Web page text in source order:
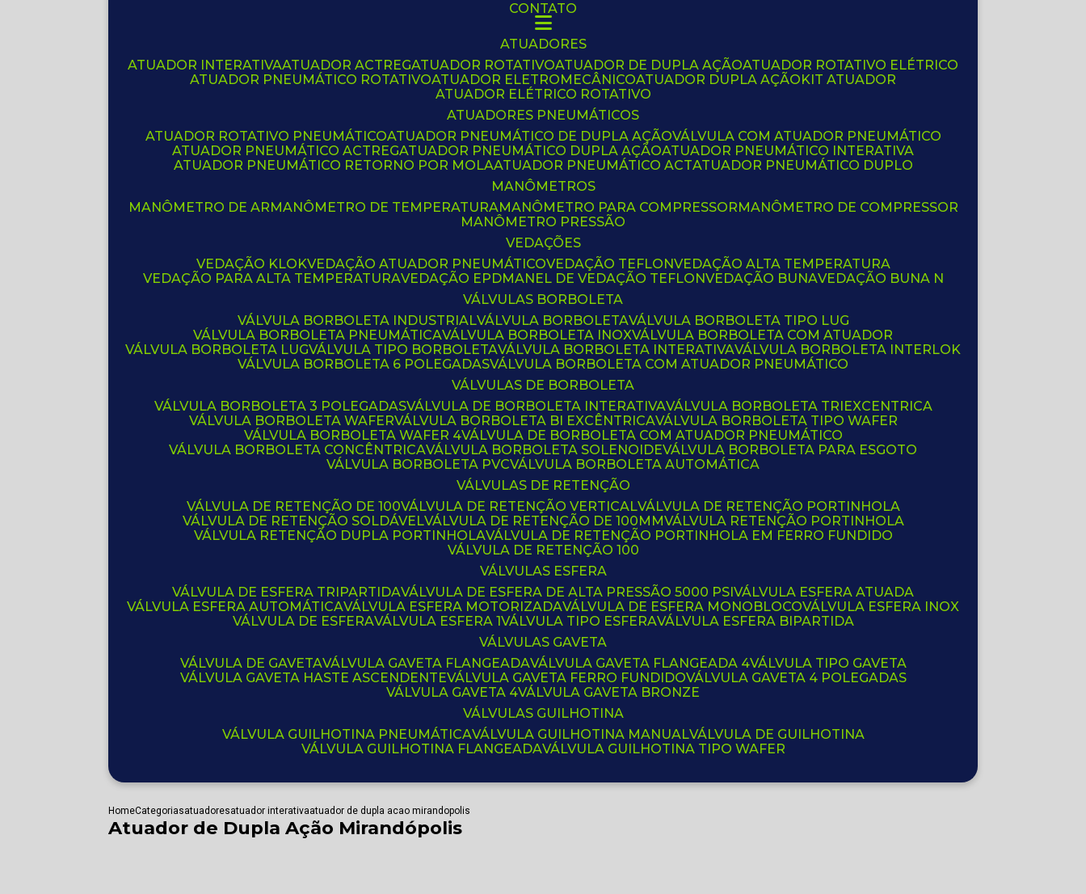
CONTATO
ATUADORES
ATUADOR INTERATIVA ATUADOR ACTREG ATUADOR ROTATIVO ATUADOR DE DUPLA AÇÃO
ATUADOR ROTATIVO ELÉTRICO
ATUADOR PNEUMÁTICO ROTATIVO
ATUADOR ELETROMECÂNICO ATUADOR DUPLA AÇÃO
KIT ATUADOR
ATUADOR ELÉTRICO ROTATIVO
ATUADORES PNEUMÁTICOS
ATUADOR ROTATIVO PNEUMÁTICO
ATUADOR PNEUMÁTICO DE DUPLA AÇÃO VÁLVULA COM ATUADOR PNEUMÁTICO
ATUADOR PNEUMÁTICO ACTREG
ATUADOR PNEUMÁTICO DUPLA AÇÃO
ATUADOR PNEUMÁTICO INTERATIVA
ATUADOR PNEUMÁTICO RETORNO POR MOLA ATUADOR PNEUMÁTICO ACT
ATUADOR PNEUMÁTICO DUPLO
MANÔMETROS
MANÔMETRO DE AR
MANÔMETRO DE TEMPERATURA MANÔMETRO PARA COMPRESSOR
MANÔMETRO DE COMPRESSOR
MANÔMETRO PRESSÃO
VEDAÇÕES
VEDAÇÃO KLOK VEDAÇÃO ATUADOR PNEUMÁTICO VEDAÇÃO TEFLON
VEDAÇÃO ALTA TEMPERATURA
VEDAÇÃO PARA ALTA TEMPERATURA VEDAÇÃO EPDM ANEL DE VEDAÇÃO TEFLON VEDAÇÃO BUNA VEDAÇÃO BUNA N
VÁLVULAS BORBOLETA
VÁLVULA BORBOLETA INDUSTRIAL VÁLVULA BORBOLETA VÁLVULA BORBOLETA TIPO LUG
VÁLVULA BORBOLETA PNEUMÁTICA VÁLVULA BORBOLETA INOX VÁLVULA BORBOLETA COM ATUADOR
VÁLVULA BORBOLETA LUG VÁLVULA TIPO BORBOLETA VÁLVULA BORBOLETA INTERATIVA VÁLVULA BORBOLETA INTERLOK
VÁLVULA BORBOLETA 6 POLEGADAS VÁLVULA BORBOLETA COM ATUADOR PNEUMÁTICO
VÁLVULAS DE BORBOLETA
VÁLVULA BORBOLETA 3 POLEGADAS VÁLVULA DE BORBOLETA INTERATIVA VÁLVULA BORBOLETA TRIEXCENTRICA
VÁLVULA BORBOLETA WAFER VÁLVULA BORBOLETA BI EXCÊNTRICA VÁLVULA BORBOLETA TIPO WAFER
VÁLVULA BORBOLETA WAFER 4 VÁLVULA DE BORBOLETA COM ATUADOR PNEUMÁTICO
VÁLVULA BORBOLETA CONCÊNTRICA VÁLVULA BORBOLETA SOLENOIDE VÁLVULA BORBOLETA PARA ESGOTO
VÁLVULA BORBOLETA PVC VÁLVULA BORBOLETA AUTOMÁTICA
VÁLVULAS DE RETENÇÃO
VÁLVULA DE RETENÇÃO DE 100 VÁLVULA DE RETENÇÃO VERTICAL VÁLVULA DE RETENÇÃO PORTINHOLA
VÁLVULA DE RETENÇÃO SOLDÁVEL VÁLVULA DE RETENÇÃO DE 100MM
VÁLVULA RETENÇÃO PORTINHOLA
VÁLVULA RETENÇÃO DUPLA PORTINHOLA VÁLVULA DE RETENÇÃO PORTINHOLA EM FERRO FUNDIDO
VÁLVULA DE RETENÇÃO 100
VÁLVULAS ESFERA
VÁLVULA DE ESFERA TRIPARTIDA VÁLVULA DE ESFERA DE ALTA PRESSÃO 5000 PSI VÁLVULA ESFERA ATUADA
VÁLVULA ESFERA AUTOMÁTICA VÁLVULA ESFERA MOTORIZADA VÁLVULA DE ESFERA MONOBLOCO VÁLVULA ESFERA INOX
VÁLVULA DE ESFERA VÁLVULA ESFERA 1 VÁLVULA TIPO ESFERA VÁLVULA ESFERA BIPARTIDA
VÁLVULAS GAVETA
VÁLVULA DE GAVETA VÁLVULA GAVETA FLANGEADA VÁLVULA GAVETA FLANGEADA 4 VÁLVULA TIPO GAVETA
VÁLVULA GAVETA HASTE ASCENDENTE VÁLVULA GAVETA FERRO FUNDIDO VÁLVULA GAVETA 4 POLEGADAS
VÁLVULA GAVETA 4 VÁLVULA GAVETA BRONZE
VÁLVULAS GUILHOTINA
VÁLVULA GUILHOTINA PNEUMÁTICA VÁLVULA GUILHOTINA MANUAL VÁLVULA DE GUILHOTINA
VÁLVULA GUILHOTINA FLANGEADA VÁLVULA GUILHOTINA TIPO WAFER
HomeCategoriasatuadoresatuador interativaatuador de dupla acao mirandopolis
Atuador de Dupla Ação Mirandópolis